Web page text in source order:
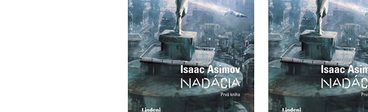
Do košíka
10,00 €
Do košíka
16,99 €